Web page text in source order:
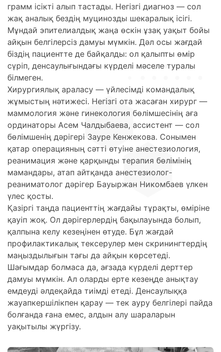
грамм ісікті алып тастады. Негізгі диагноз — сол
жақ аналық бездің муцинозды шекаралық ісігі.
Мұндай эпителиалдық жаңа өскін ұзақ уақыт бойы
айқын белгілерсіз дамуы мүмкін. Дәл осы жағдай
біздің пациентте де байқалды: ол қалыпты өмір
сүріп, денсаулығындағы күрделі мәселе туралы
білмеген.
Хирургиялық араласу — үйлесімді командалық
жұмыстың нәтижесі. Негізгі ота жасаған хирург —
маммология және гинекология бөлімшесінің аға
ординаторы Асем Чалдыбаева, ассистент — сол
бөлімшенің дәрігері Зауре Кенжекова. Сонымен
қатар операцияның сәтті өтуіне анестезиология,
реанимация және қарқынды терапия бөлімінің
мамандары, атап айтқанда анестезиолог-
реаниматолог дәрігер Бауыржан Никомбаев үлкен
үлес қосты.
Қазіргі таңда пациенттің жағдайы тұрақты, өміріне
қауіп жоқ. Ол дәрігерлердің бақылауында болып,
қалпына келу кезеңінен өтуде. Бұл жағдай
профилактикалық тексерулер мен скринингтердің
маңыздылығын тағы да айқын көрсетеді.
Шағымдар болмаса да, ағзада күрделі дерттер
дамуы мүмкін. Ал оларды ерте кезеңде анықтау
емдеуді әлдеқайда тиімді етеді. Денсаулыққа
жауапкершілікпен қарау — тек ауру белгілері пайда
болғанда ғана емес, алдын алу шараларын
уақытылы жүргізу.